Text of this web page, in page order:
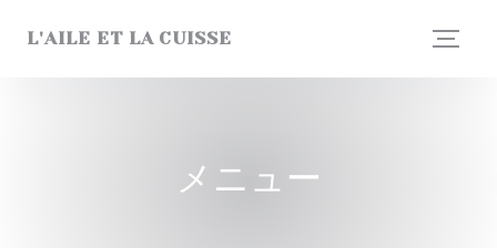
L'AILE ET LA CUISSE
メニュー